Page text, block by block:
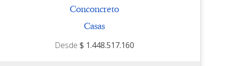
Conconcreto
Casas
Desde$ 1.448.517.160